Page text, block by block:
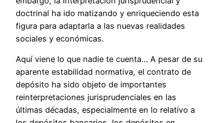
doctrinal ha ido matizando y enriqueciendo esta
figura para adaptarla a las nuevas realidades
sociales y económicas.
Aquí viene lo que nadie te cuenta… A pesar de su
aparente estabilidad normativa, el contrato de
depósito ha sido objeto de importantes
reinterpretaciones jurisprudenciales en las
últimas décadas, especialmente en lo relativo a